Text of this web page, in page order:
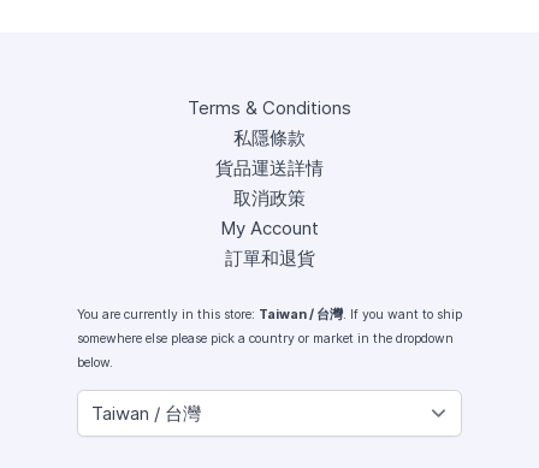
Terms & Conditions
私隱條款
貨品運送詳情
取消政策
My Account
訂單和退貨
You are currently in this store: Taiwan / 台灣. If you want to ship
somewhere else please pick a country or market in the dropdown
below.